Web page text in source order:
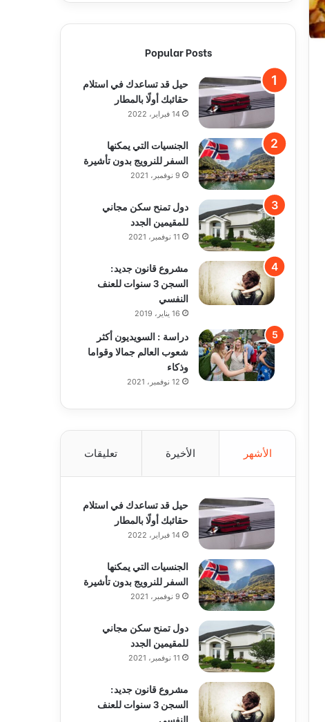
Popular Posts
حيل قد تساعدك في استلام
حقائبك أولًا بالمطار
14 فبراير، 2022
الجنسيات التي يمكنها
السفر للنرويج بدون تأشيرة
9 نوفمبر، 2021
دول تمنح سكن مجاني
للمقيمين الجدد
11 نوفمبر، 2021
مشروع قانون جديد:
السجن 3 سنوات للعنف
النفسي
16 يناير، 2019
دراسة : السويديون أكثر
شعوب العالم جمالا وقواما
وذكاء
12 نوفمبر، 2021
الأشهر الأخيرة تعليقات
حيل قد تساعدك في استلام
حقائبك أولًا بالمطار
14 فبراير، 2022
الجنسيات التي يمكنها
السفر للنرويج بدون تأشيرة
9 نوفمبر، 2021
دول تمنح سكن مجاني
للمقيمين الجدد
11 نوفمبر، 2021
مشروع قانون جديد:
السجن 3 سنوات للعنف
النفسي